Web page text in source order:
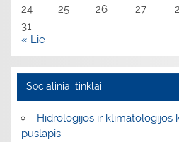
24
25 26 27
31
« Lie
Socialiniai tinklai
Hidrologijos ir klimatologijos
puslapis